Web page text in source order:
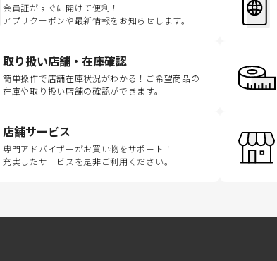
会員証がすぐに開けて便利！
アプリクーポンや最新情報をお知らせします。
取り扱い店舗・在庫確認
簡単操作で店舗在庫状況がわかる！ご希望商品の
在庫や取り扱い店舗の確認ができます。
店舗サービス
専門アドバイザーがお買い物をサポート！
充実したサービスを是非ご利用ください。